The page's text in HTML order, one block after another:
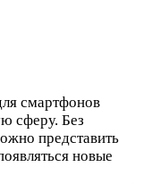
смартфонов
сферу. Без
представить
новые